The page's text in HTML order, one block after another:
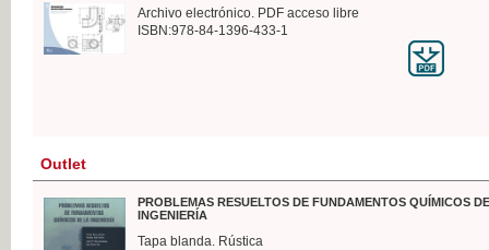
Archivo electrónico. PDF acceso libre
ISBN:978-84-1396-433-1
Outlet
PROBLEMAS RESUELTOS DE FUNDAMENTOS QUÍMICOS
INGENIERÍA
Tapa blanda. Rústica